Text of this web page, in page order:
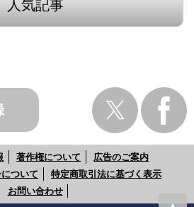
人気記事
著作権について
広告のご案内
ついて
特定商取引法に基づく表示
お問い合わせ